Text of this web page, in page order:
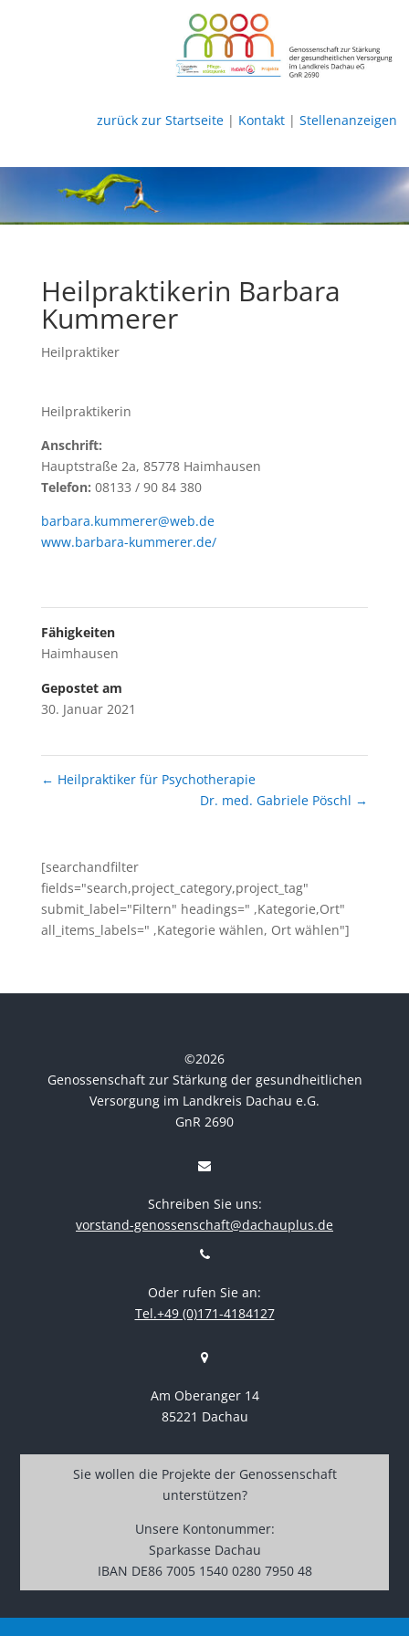
zurück zur Startseite| Kontakt| Stellenanzeigen
Heilpraktikerin Barbara
Kummerer
Heilpraktiker
Heilpraktikerin
Anschrift:
Hauptstraße 2a, 85778 Haimhausen
Telefon: 08133 / 90 84 380
barbara.kummerer@web.de
www.barbara-kummerer.de/
Fähigkeiten
Haimhausen
Gepostet am
30. Januar 2021
← Heilpraktiker für Psychotherapie
Dr. med. Gabriele Pöschl →
[searchandfilter
fields="search,project_category,project_tag"
submit_label="Filtern" headings=" ,Kategorie,Ort"
all_items_labels=" ,Kategorie wählen, Ort wählen"]
©2026
Genossenschaft zur Stärkung der gesundheitlichen
Versorgung im Landkreis Dachau e.G.
GnR 2690
Schreiben Sie uns:
vorstand-genossenschaft@dachauplus.de
Oder rufen Sie an:
Tel.+49 (0)171-4184127
Am Oberanger 14
85221 Dachau
Sie wollen die Projekte der Genossenschaft
unterstützen?
Unsere Kontonummer:
Sparkasse Dachau
IBAN DE86 7005 1540 0280 7950 48